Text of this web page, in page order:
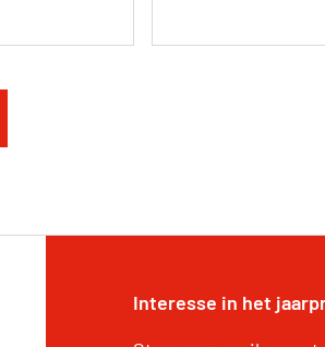
Interesse in het